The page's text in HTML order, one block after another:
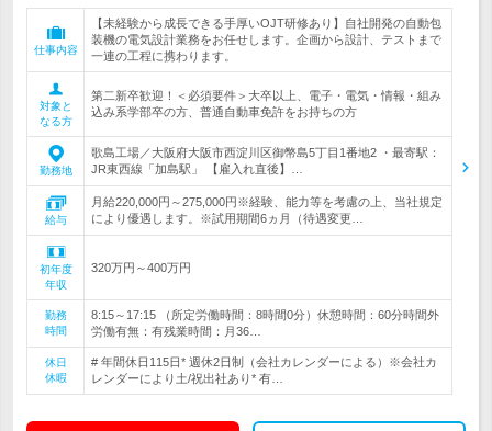
仕事内容
【未経験から成長できる手厚いOJT研修あり】自社開発の自動包
装機の電気設計業務をお任せします。企画から設計、テストまで
一連の工程に携わります。
対象と
なる方
第二新卒歓迎！＜必須要件＞大卒以上、電子・電気・情報・組み
込み系学部卒の方、普通自動車免許をお持ちの方
勤務地
歌島工場／大阪府大阪市西淀川区御幣島5丁目1番地2 ・最寄駅：
JR東西線「加島駅」 【雇入れ直後】…
給与
月給220,000円～275,000円※経験、能力等を考慮の上、当社規定
により優遇します。※試用期間6ヵ月（待遇変更…
初年度
年収
320万円～400万円
勤務
時間
8:15～17:15 （所定労働時間：8時間0分）休憩時間：60分時間外
労働有無：有残業時間：月36…
休日
休暇
# 年間休日115日* 週休2日制（会社カレンダーによる）※会社カ
レンダーにより土/祝出社あり* 有…